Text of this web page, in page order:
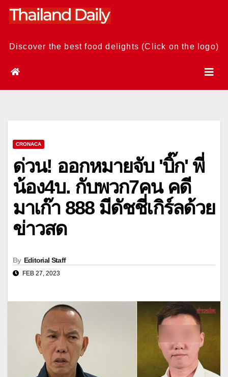
Skip
Discover the best food delights (Click on the logo)
CRONACA
ด่วน! ออกหมายจับ 'บิ๊ก' พี่
น้อง4บ. กับพวก7คน คดี
มาเก๊า 888 มีดัชชี่เกิร์ลด้วย
ข่าวสด
By Editorial Staff
FEB 27, 2023